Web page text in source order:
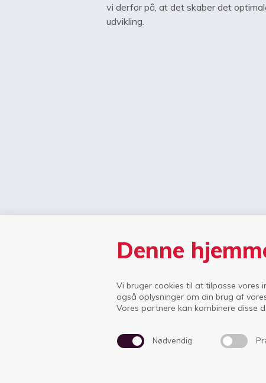
Denne
Vi bruger cookies til at tilpasse vores
også oplysninger om din brug af
Vores partnere kan kombinere disse
Nødvendig
vi derfor på, at det skaber det
udvikling.